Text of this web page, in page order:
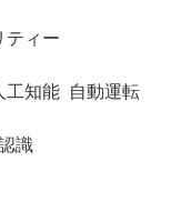
ティー
工知能 自動運転
識